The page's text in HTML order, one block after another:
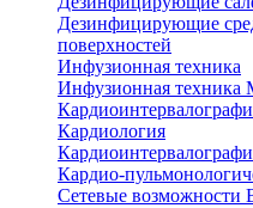
Дезинфицирующие
поверхностей
Инфузионная техника
Инфузионная техника
Кардиология
Кардио-
Сетевые возможности